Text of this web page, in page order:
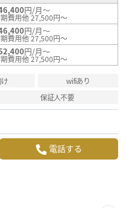
円/月～
費用他 27,500円～
円/月～
費用他 27,500円～
円/月～
費用他 27,500円～
wifiあり
保証人不要
電話する